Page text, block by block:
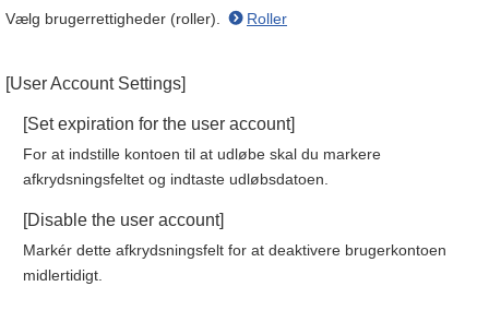
Vælg brugerrettigheder (roller). Roller
[User Account Settings]
[Set expiration for the user account]
For at indstille kontoen til at udløbe skal du markere
afkrydsningsfeltet og indtaste udløbsdatoen.
[Disable the user account]
Markér dette afkrydsningsfelt for at deaktivere brugerkontoen
midlertidigt.